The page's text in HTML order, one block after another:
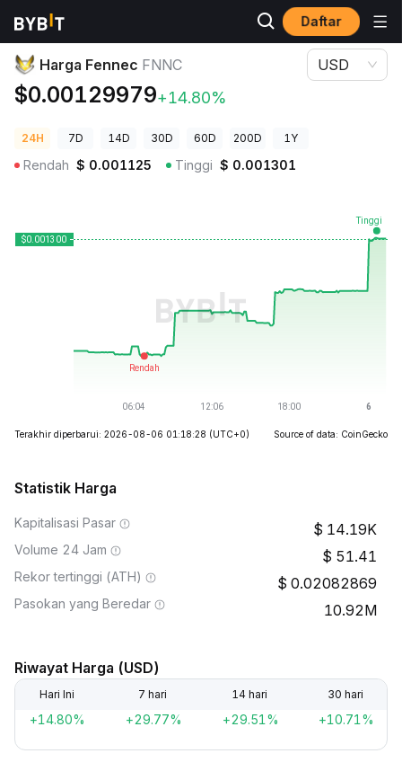
Daftar
Harga Kripto
Harga Fennec FNNC
$0.00129979+14.80%
USD
24H 7D 14D 30D 60D 200D 1Y
Rendah $ 0.001125 Tinggi $ 0.001301
Terakhir diperbarui: 2026-08-06 01:18:28 (UTC+0) Source of data: CoinGecko
Statistik Harga
Kapitalisasi Pasar 14.19K
Volume 24 Jam 51.41
Rekor tertinggi (ATH) 0.02082869
Pasokan yang Beredar 10.92M
Riwayat Harga (USD)
Hari Ini 7 hari 14 hari 30 hari
+14.80% +29.77% +29.51% +10.71%